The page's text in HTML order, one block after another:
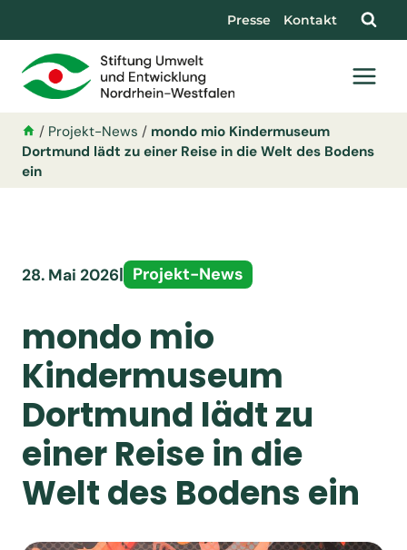
Presse Kontakt
/ Projekt-News / mondo mio Kindermuseum
Dortmund lädt zu einer Reise in die Welt des Bodens
ein
28. Mai 2026| Projekt-News
mondo mio
Kindermuseum
Dortmund lädt zu
einer Reise in die
Welt des Bodens ein